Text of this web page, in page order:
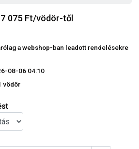
075Ft/vödör-től
a webshop-ban leadott rendelésekre
08-06 04:10
vödör